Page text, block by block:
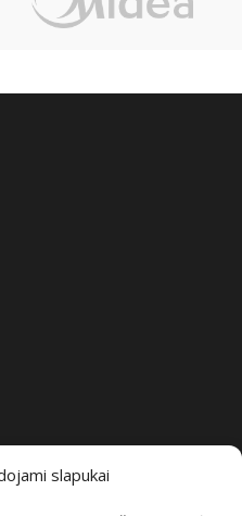
slapukai
teisės saugomos.